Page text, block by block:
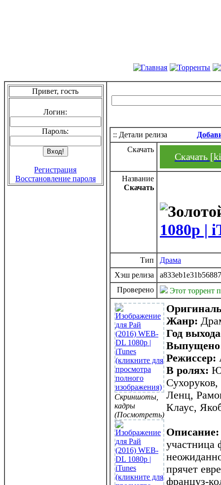
Привет, гость
Логин:
Пароль:
Регистрация
Восстановление пароля
:: Детали релиза
Скачать
Скачать
Название
Скачать
1080p |
Тип
Драма
Хэш релиза
Проверено
Этот торрент
Скриншоты,
кадры
(Посмотреть)
Жанр:
Год
Режиссер:
В ролях:
Ленц,
Клаус,
Описание:
участница
прячет
француз-